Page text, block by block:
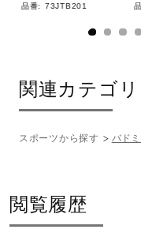
品番: 73JTB201
関連カテゴリ
スポーツから探す バド
閲覧履歴